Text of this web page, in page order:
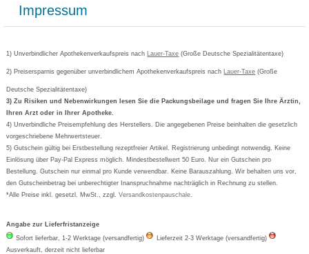
AGB
Cookie-Einstellungen
Vertrag widerrufen
Versandkosten
Bestellschein ausfüllen
Newsletteranmeldung
Gutschein und Rabatte
Kundenbewertung
Grippostad
Bepanthen
Formoline
Wick
Eucerin
Basica
Impressum
1) Unverbindlicher Apothekenverkaufspreis nach Lauer-Taxe (Große Deutsche Spezialitätentaxe)
2) Preisersparnis gegenüber unverbindlichem Apothekenverkaufspreis nach Lauer-Taxe (Große
Deutsche Spezialitätentaxe)
3) Zu Risiken und Nebenwirkungen lesen Sie die Packungsbeilage und fragen Sie Ihre Ärztin,
Ihren Arzt oder in Ihrer Apotheke.
4) Unverbindliche Preisempfehlung des Herstellers. Die angegebenen Preise beinhalten die gesetzlich
vorgeschriebene Mehrwertsteuer.
5) Gutschein gültig bei Erstbestellung rezeptfreier Artikel. Registrierung unbedingt notwendig. Keine
Einlösung über Pay-Pal Express möglich. Mindestbestellwert 50 Euro. Nur ein Gutschein pro
Bestellung. Gutschein nur einmal pro Kunde verwendbar. Keine Barauszahlung. Wir behalten uns vor,
den Gutscheinbetrag bei unberechtigter Inanspruchnahme nachträglich in Rechnung zu stellen.
*Alle Preise inkl. gesetzl. MwSt., zzgl.Versandkostenpauschale
Angabe zur Lieferfristanzeige
Sofort lieferbar, 1-2 Werktage (versandfertig)
Lieferzeit 2-3 Werktage (versandfertig)
Ausverkauft, derzeit nicht lieferbar